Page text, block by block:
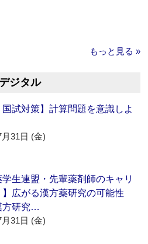
もっと見る »
ジタル
国試対策】計算問題を意識しよ
31日 (金)
学生連盟・先輩薬剤師のキャリ
】広がる漢方薬研究の可能性
方研究…
31日 (金)